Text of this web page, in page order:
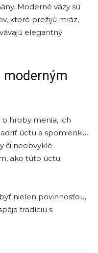
Moderné vázy sú
ktoré prežijú mráz,
elegantný
moderným
o hroby menia, ich
úctu a spomienku.
či neobvyklé
ako túto úctu
nielen povinnosťou,
tradíciu s